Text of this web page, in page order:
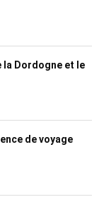
la Dordogne et le
de voyage